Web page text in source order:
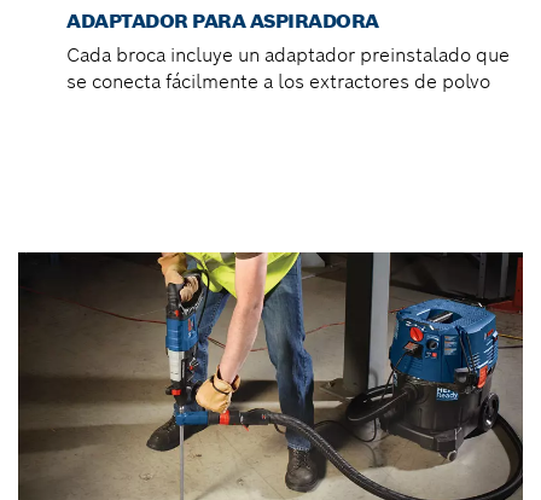
ADAPTADOR PARA ASPIRADORA
Cada broca incluye un adaptador preinstalado que
se conecta fácilmente a los extractores de polvo